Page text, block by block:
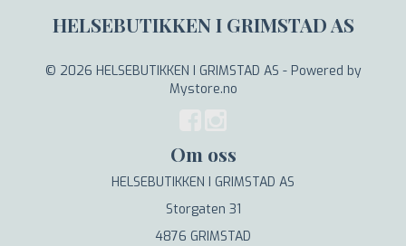
HELSEBUTIKKEN I GRIMSTAD AS
© 2026 HELSEBUTIKKEN I GRIMSTAD AS - Powered by
Mystore.no
Om oss
HELSEBUTIKKEN I GRIMSTAD AS
Storgaten 31
4876 GRIMSTAD